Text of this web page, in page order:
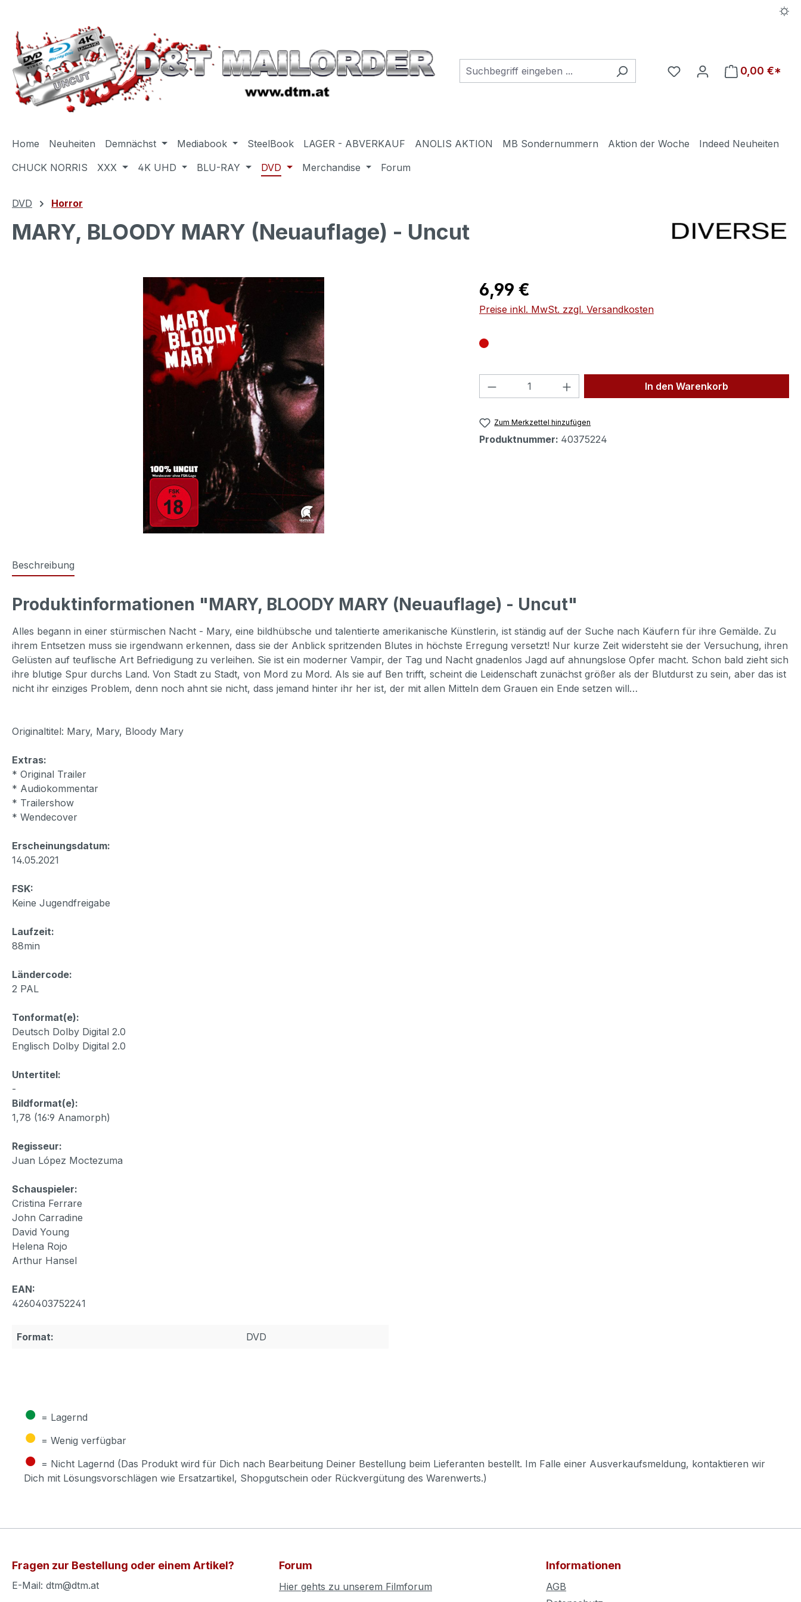
Du hast 0 Produkte auf
0,00 €*
Home Neuheiten Demnächst Mediabook SteelBook LAGER - ABVERKAUF ANOLIS AKTION MB Sondernummern Aktion der Woche
Indeed Neuheiten
CHUCK NORRIS
XXX 4K UHD BLU-RAY DVD Merchandise Forum
DVD Horror
MARY, BLOODY MARY (Neuauflage) - Uncut
Regulärer Preis:
6,99 €
Preise inkl. MwSt. zzgl. Versandkosten
Produkt Anzahl: Gib den gewünschten Wert
In den Warenkorb
Zum Merkzettel hinzufügen
Produktnummer: 40375224
Beschreibung
Produktinformationen "MARY, BLOODY MARY (Neuauflage) - Uncut"
Alles begann in einer stürmischen Nacht - Mary, eine bildhübsche und talentierte amerikanische Künstlerin, ist ständig auf der Suche nach Käufern für ihre Gemälde. Zu
ihrem Entsetzen muss sie irgendwann erkennen, dass sie der Anblick spritzenden Blutes in höchste Erregung versetzt! Nur kurze Zeit widersteht sie der Versuchung, ihren
Gelüsten auf teuflische Art Befriedigung zu verleihen. Sie ist ein moderner Vampir, der Tag und Nacht gnadenlos Jagd auf ahnungslose Opfer macht. Schon bald zieht sich
ihre blutige Spur durchs Land. Von Stadt zu Stadt, von Mord zu Mord. Als sie auf Ben trifft, scheint die Leidenschaft zunächst größer als der Blutdurst zu sein, aber das ist
nicht ihr einziges Problem, denn noch ahnt sie nicht, dass jemand hinter ihr her ist, der mit allen Mitteln dem Grauen ein Ende setzen will…
Originaltitel: Mary, Mary, Bloody Mary
Extras:
* Original Trailer
* Audiokommentar
* Trailershow
* Wendecover
Erscheinungsdatum:
14.05.2021
FSK:
Keine Jugendfreigabe
Laufzeit:
88min
Ländercode:
2 PAL
Tonformat(e):
Deutsch Dolby Digital 2.0
Englisch Dolby Digital 2.0
Untertitel:
-
Bildformat(e):
1,78 (16:9 Anamorph)
Regisseur:
Juan López Moctezuma
Schauspieler:
Cristina Ferrare
John Carradine
David Young
Helena Rojo
Arthur Hansel
EAN:
4260403752241
Format: DVD
● = Lagernd
● = Wenig verfügbar
● = Nicht Lagernd (Das Produkt wird für Dich nach Bearbeitung Deiner Bestellung beim Lieferanten bestellt. Im Falle einer Ausverkaufsmeldung, kontaktieren wir
Dich mit Lösungsvorschlägen wie Ersatzartikel, Shopgutschein oder Rückvergütung des Warenwerts.)
Fragen zur Bestellung oder einem Artikel?
E-Mail: dtm@dtm.at
Forum
Hier gehts zu unserem Filmforum
Informationen
AGB